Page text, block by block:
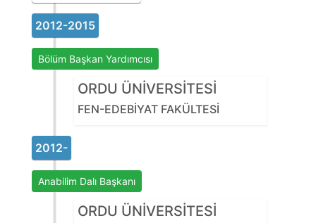
2012-2015
Bölüm Başkan Yardımcısı
ORDU ÜNİVERSİTESİ
FEN-EDEBİYAT FAKÜLTESİ
2012-
Anabilim Dalı Başkanı
ORDU ÜNİVERSİTESİ